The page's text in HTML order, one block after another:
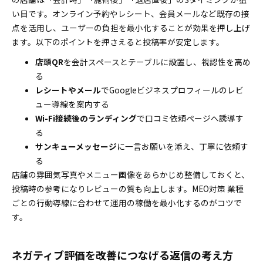
い目です。オンライン予約やレシート、会員メールなど既存の接
点を活用し、ユーザーの負担を最小化することが効果を押し上げ
ます。以下のポイントを押さえると投稿率が安定します。
店頭QRを会計スペースとテーブルに設置し、視認性を高め
る
レシートやメールでGoogleビジネスプロフィールのレビ
ュー導線を案内する
Wi-Fi接続後のランディングで口コミ依頼ページへ誘導す
る
サンキューメッセージに一言お願いを添え、丁寧に依頼す
る
店舗の雰囲気写真やメニュー画像をあらかじめ整備しておくと、
投稿時の参考になりレビューの質も向上します。MEO対策 業種
ごとの行動導線に合わせて運用の稼働を最小化するのがコツで
す。
ネガティブ評価を改善につなげる返信の考え方